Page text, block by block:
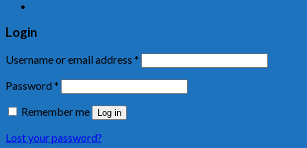
Login
Username or email address *
Password*
Remember me
Log in
Lost your password?